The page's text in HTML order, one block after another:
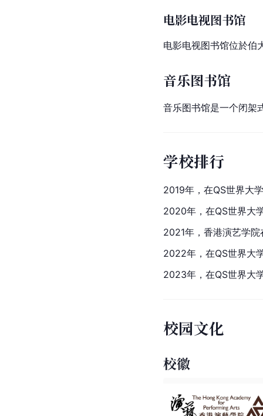
电影电视图书馆
电影电视图书馆位於伯
音乐图书馆
音乐图书馆是一个闭架
学校排行
2019年，在QS世界大
2020年，在QS世界大
2021年，香港演艺学
2022年，在QS世界大
2023年，在QS世界大
校园文化
校徽